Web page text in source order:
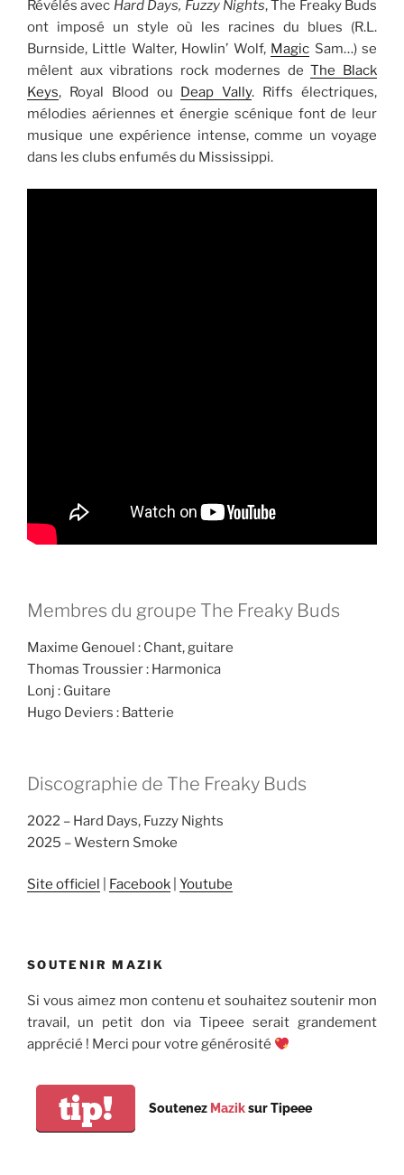
Révélés avec Hard Days, Fuzzy Nights, The Freaky Buds
ont imposé un style où les racines du blues (R.L.
Burnside, Little Walter, Howlin’ Wolf, Magic Sam…) se
mêlent aux vibrations rock modernes deThe Black
Keys, Royal Blood ou Deap Vally. Riffs électriques,
mélodies aériennes et énergie scénique font de leur
musique une expérience intense, comme un voyage
dans les clubs enfumés du Mississippi.
Membres du groupe The Freaky Buds
Maxime Genouel : Chant, guitare
Thomas Troussier : Harmonica
Lonj : Guitare
Hugo Deviers : Batterie
Discographie de The Freaky Buds
2022 – Hard Days, Fuzzy Nights
2025 – Western Smoke
Site officiel Facebook Youtube
SOUTENIR MAZIK
Si vous aimez mon contenu et souhaitez soutenir mon
travail, un petit don via Tipeee serait grandement
apprécié ! Merci pour votre générosité
tip! Soutenez Maziksur Tipeee